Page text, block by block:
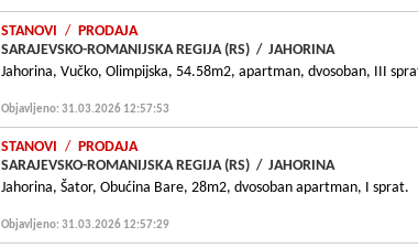
STANOVI / PRODAJA
SARAJEVSKO-ROMANIJSKA REGIJA (RS) / JAHORINA
Jahorina, Vučko, Olimpijska, 54.58m2, apartman, dvosoban, III
Objavljeno: 31.03.2026 12:57:53
STANOVI / PRODAJA
SARAJEVSKO-ROMANIJSKA REGIJA (RS) / JAHORINA
Jahorina, Šator, Obućina Bare, 28m2, dvosoban apartman, I sprat.
Objavljeno: 31.03.2026 12:57:29